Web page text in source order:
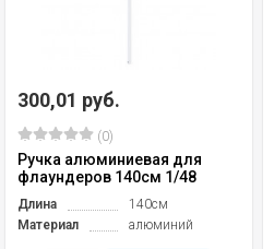
300,01 руб.
(0)
Ручка алюминиевая для
флаундеров 140см 1/48
Длина
140см
Материал
алюминий